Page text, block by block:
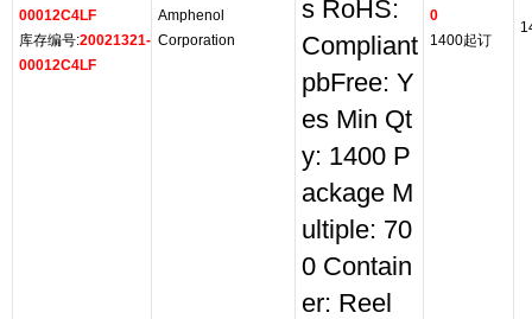
00012C4LF
库存编号:20021321-
00012C4LF
Amphenol
Corporation
s RoHS:
Compliant
pbFree: Y
es Min Qt
y: 1400 P
ackage M
ultiple: 70
0 Contain
er: Reel
0
1400起订